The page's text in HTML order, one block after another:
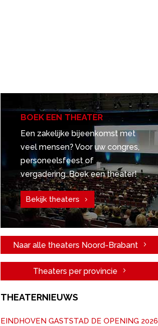
BOEK EEN THEATER
Een zakelijke bijeenkomst met
veel mensen? Voor uw congres,
personeelsfeest of
vergadering. Boek een theater!
Bekijk theaters
Naar alle theaters Noord-Brabant
Theaters per provincie
THEATERNIEUWS
EINDHOVEN GASTSTAD DE OPENING 2026